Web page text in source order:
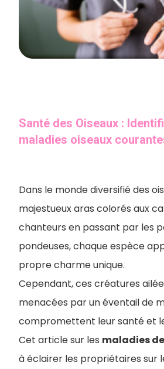
Santé des Oiseaux :
maladies oiseaux
Dans le monde diversifié des
majestueux aras colorés aux
chanteurs en passant par les
pondeuses, chaque espèce
propre charme unique.
Cependant, ces créatures
menacées par un éventail de
compromettent leur santé et
Cet article sur les maladies
à éclairer les propriétaires sur